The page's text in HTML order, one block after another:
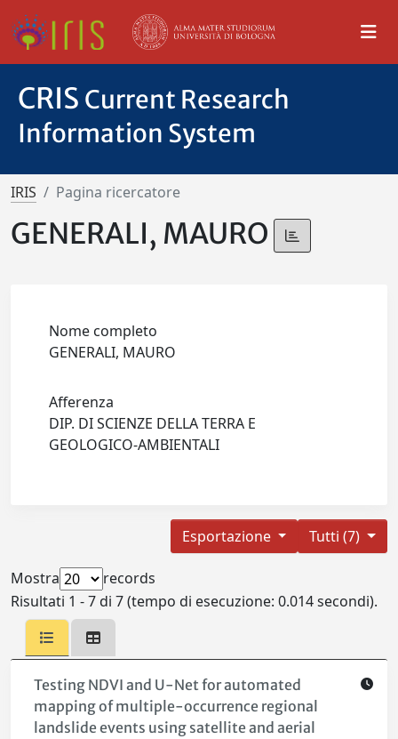
CRIS Current Research
Information System
IRIS Pagina ricercatore
GENERALI, MAURO
Nome completo
GENERALI, MAURO
Afferenza
DIP. DI SCIENZE DELLA TERRA E
GEOLOGICO-AMBIENTALI
Tutti (7)
Esportazione
Mostra
records
Risultati 1 - 7 di 7 (tempo di esecuzione: 0.014 secondi).
Testing NDVI and U-Net for automated
mapping of multiple-occurrence regional
landslide events using satellite and aerial